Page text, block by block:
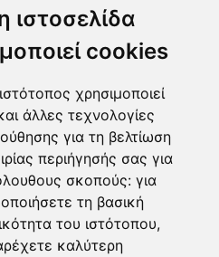
ιστοσελίδα
cookies
χρησιμοποιεί
άλλες τεχνολογίες
για τη βελτίωση
περιήγησής σας για
σκοπούς: για
τη βασική
του ιστότοπου,
καλύτερη
|SNG Services
Χρήσης |Δήλωση
|
Περιεχόμενο
για τα Cookies
με τη σύσταση (ΕΕ)
|Ταυτότητα